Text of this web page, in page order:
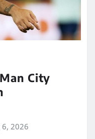
City
6, 2026